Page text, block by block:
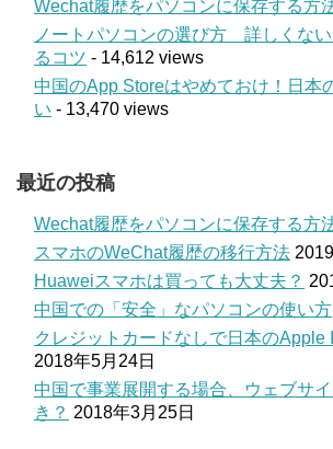
Wechat履歴をパソコンに保存する方
ノートパソコンの選び方 詳しくな
るコツ - 14,612 views
中国のApp Storeはやめておけ！日本
い - 13,470 views
最近の投稿
Wechat履歴をパソコンに保存する方
スマホのWeChat履歴の移行方法
Huaweiスマホは買っても大丈夫？
中国での「安全」なパソコンの使い方
クレジットカードなしで日本のApple
2018年5月24日
中国で事業展開する場合、ウェブサ
き？ 2018年3月25日